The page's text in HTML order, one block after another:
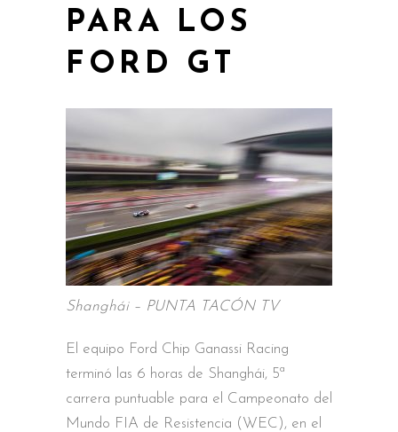
PARA LOS
FORD GT
Shanghái – PUNTA TACÓN TV
El equipo Ford Chip Ganassi Racing
terminó las 6 horas de Shanghái, 5ª
carrera puntuable para el Campeonato del
Mundo FIA de Resistencia (WEC), en el